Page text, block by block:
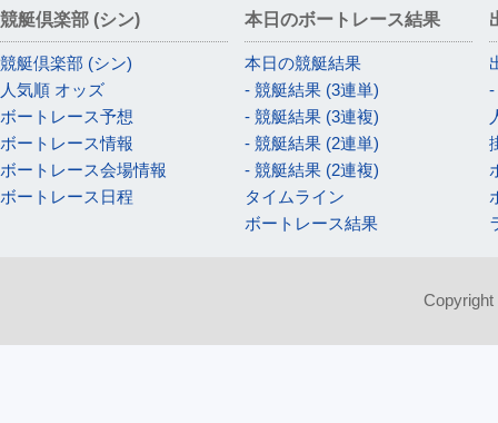
競艇倶楽部 (シン)
競艇倶楽部 (シン)
人気順 オッズ
ボートレース予想
ボートレース情報
ボートレース会場情報
ボートレース日程
本日のボートレース結果
本日の競艇結果
- 競艇結果 (3連単)
- 競艇結果 (3連複)
- 競艇結果 (2連単)
- 競艇結果 (2連複)
タイムライン
ボートレース結果
-